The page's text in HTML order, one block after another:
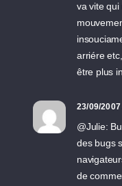
va vite qui
arriére
être plus
23/09/
@Julie:
des bugs
de